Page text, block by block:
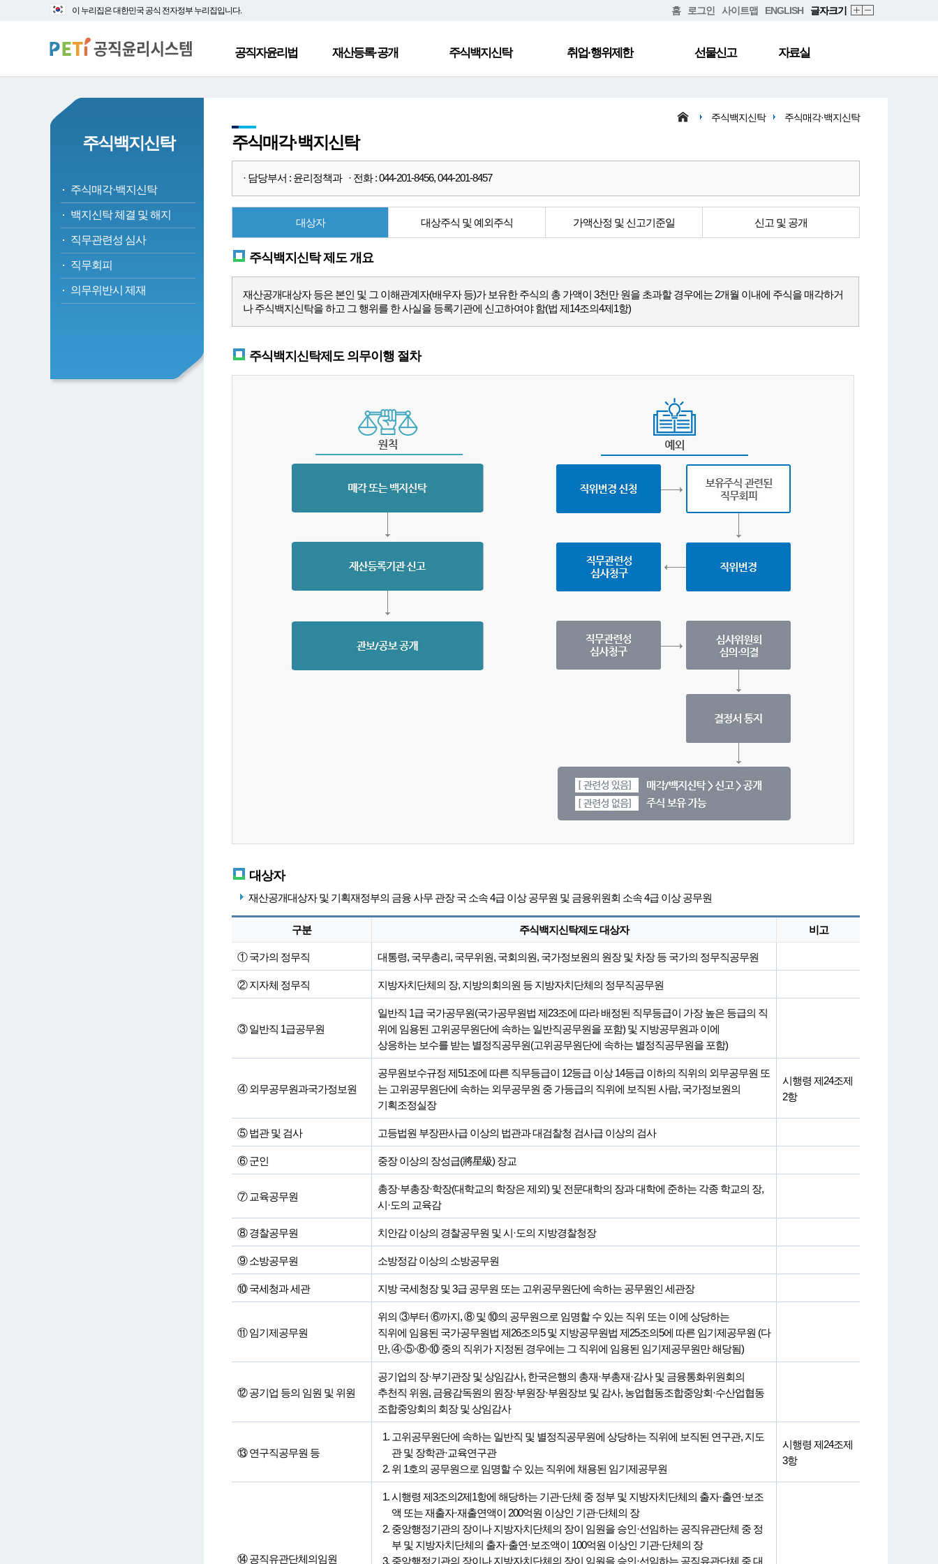
대
바
로
본
로
가
이 누리집은 대한민국 공식 전자정부 누리집입니다. 홈 로그인 사이트맵 ENGLISH 글자크기
공직자윤리법 재산등록·공개 주식백지신탁 취업·행위제한 선물신고 자료실
주식백지신탁
주식매각·백지신탁
백지신탁 체결 및 해지
직무관련성 심사
직무회피
의무위반시 제재
주식백지신탁 주식매각·백지신탁
주식매각·백지신탁
· 담당부서 : 윤리정책과 · 전화 : 044-201-8456, 044-201-8457
대상자 대상주식 및 예외주식 가액산정 및 신고기준일 신고 및 공개
주식백지신탁 제도 개요
재산공개대상자 등은 본인 및 그 이해관계자(배우자 등)가 보유한 주식의 총 가액이 3천만 원을 초과할 경우에는 2개월 이내에 주식을 매각하거
나 주식백지신탁을 하고 그 행위를 한 사실을 등록기관에 신고하여야 함(법 제14조의4제1항)
주식백지신탁제도 의무이행 절차
대상자
재산공개대상자 및 기획재정부의 금융 사무 관장 국 소속 4급 이상 공무원 및 금융위원회 소속 4급 이상 공무원
구분 주식백지신탁제도 대상자 비고
① 국가의 정무직 대통령, 국무총리, 국무위원, 국회의원, 국가정보원의 원장 및 차장 등 국가의 정무직공무원
② 지자체 정무직 지방자치단체의 장, 지방의회의원 등 지방자치단체의 정무직공무원
③ 일반직 1급공무원
일반직 1급 국가공무원(국가공무원법 제23조에 따라 배정된 직무등급이 가장 높은 등급의 직
위에 임용된 고위공무원단에 속하는 일반직공무원을 포함) 및 지방공무원과 이에
상응하는 보수를 받는 별정직공무원(고위공무원단에 속하는 별정직공무원을 포함)
④ 외무공무원과국가정보원
공무원보수규정 제51조에 따른 직무등급이 12등급 이상 14등급 이하의 직위의 외무공무원 또
는 고위공무원단에 속하는 외무공무원 중 가등급의 직위에 보직된 사람, 국가정보원의
기획조정실장
시행령 제24조제
2항
⑤ 법관 및 검사 고등법원 부장판사급 이상의 법관과 대검찰청 검사급 이상의 검사
⑥ 군인 중장 이상의 장성급(將星級) 장교
⑦ 교육공무원
총장·부총장·학장(대학교의 학장은 제외) 및 전문대학의 장과 대학에 준하는 각종 학교의 장,
시·도의 교육감
⑧ 경찰공무원 치안감 이상의 경찰공무원 및 시·도의 지방경찰청장
⑨ 소방공무원 소방정감 이상의 소방공무원
⑩ 국세청과 세관 지방 국세청장 및 3급 공무원 또는 고위공무원단에 속하는 공무원인 세관장
⑪ 임기제공무원
위의 ③부터 ⑥까지, ⑧ 및 ⑩의 공무원으로 임명할 수 있는 직위 또는 이에 상당하는
직위에 임용된 국가공무원법 제26조의5 및 지방공무원법 제25조의5에 따른 임기제공무원 (다
만, ④·⑤·⑧·⑩ 중의 직위가 지정된 경우에는 그 직위에 임용된 임기제공무원만 해당됨)
⑫ 공기업 등의 임원 및 위원
공기업의 장·부기관장 및 상임감사, 한국은행의 총재·부총재·감사 및 금융통화위원회의
추천직 위원, 금융감독원의 원장·부원장·부원장보 및 감사, 농업협동조합중앙회·수산업협동
조합중앙회의 회장 및 상임감사
⑬ 연구직공무원 등
고위공무원단에 속하는 일반직 및 별정직공무원에 상당하는 직위에 보직된 연구관, 지도
관 및 장학관·교육연구관
위 1호의 공무원으로 임명할 수 있는 직위에 채용된 임기제공무원
시행령 제24조제
3항
⑭ 공직유관단체의임원
시행령 제3조의2제1항에 해당하는 기관·단체 중 정부 및 지방자치단체의 출자·출연·보조
액 또는 재출자·재출연액이 200억원 이상인 기관·단체의 장
중앙행정기관의 장이나 지방자치단체의 장이 임원을 승인·선임하는 공직유관단체 중 정
부 및 지방자치단체의 출자·출연·보조액이 100억원 이상인 기관·단체의 장
중앙행정기관의 장이나 지방자치단체의 장이 임원을 승인·선임하는 공직유관단체 중 대